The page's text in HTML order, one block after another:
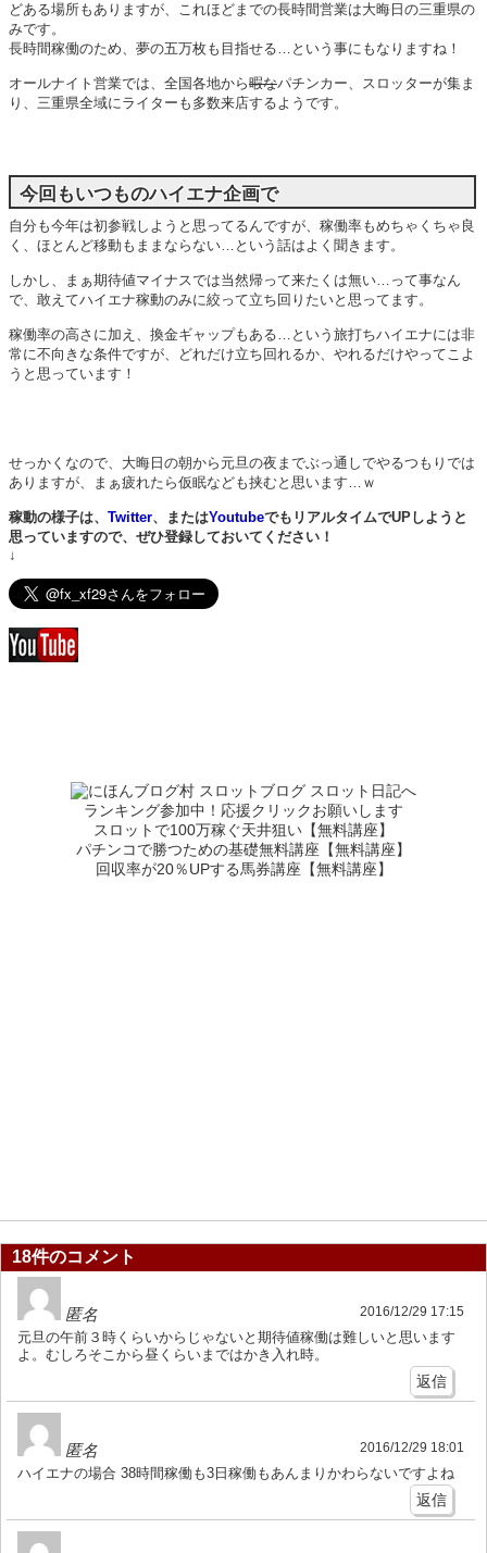
どある場所もありますが、これほどまでの長時間営業は大晦日の三重県の
みです。
長時間稼働のため、夢の五万枚も目指せる…という事にもなりますね！
オールナイト営業では、全国各地から暇なパチンカー、スロッターが集ま
り、三重県全域にライターも多数来店するようです。
今回もいつものハイエナ企画で
自分も今年は初参戦しようと思ってるんですが、稼働率もめちゃくちゃ良
く、ほとんど移動もままならない…という話はよく聞きます。
しかし、まぁ期待値マイナスでは当然帰って来たくは無い…って事なん
で、敢えてハイエナ稼動のみに絞って立ち回りたいと思ってます。
稼働率の高さに加え、換金ギャップもある…という旅打ちハイエナには非
常に不向きな条件ですが、どれだけ立ち回れるか、やれるだけやってこよ
うと思っています！
せっかくなので、大晦日の朝から元旦の夜までぶっ通しでやるつもりでは
ありますが、まぁ疲れたら仮眠なども挟むと思います…ｗ
稼動の様子は、 Twitter、またはYoutubeでもリアルタイムでUPしようと
思っていますので、ぜひ登録しておいてください！
↓
ランキング参加中！応援クリックお願いします
スロットで100万稼ぐ天井狙い【無料講座】
パチンコで勝つための基礎無料講座【無料講座】
回収率が20％UPする馬券講座【無料講座】
18件のコメント
匿名 2016/12/29 17:15
元旦の午前３時くらいからじゃないと期待値稼働は難しいと思います
よ。むしろそこから昼くらいまではかき入れ時。
返信
匿名 2016/12/29 18:01
ハイエナの場合 38時間稼働も3日稼働もあんまりかわらないですよね
返信